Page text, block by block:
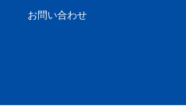
お問い合わせ